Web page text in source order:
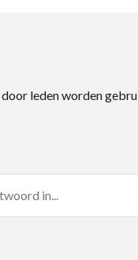
leden worden